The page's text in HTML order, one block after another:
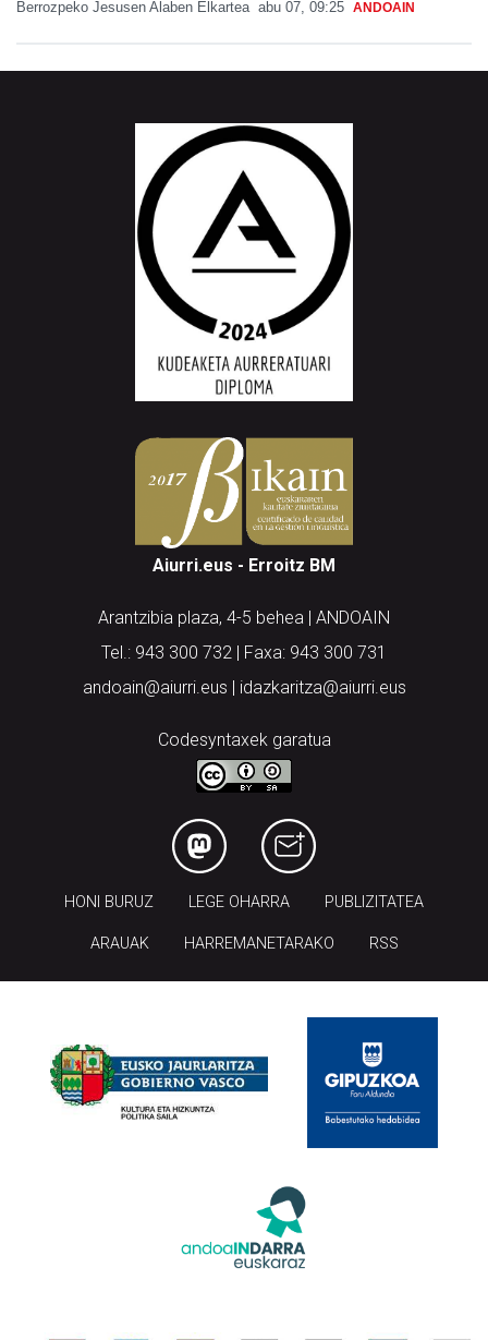
Berrozpeko Jesusen Alaben Elkartea abu 07, 09:25 ANDOAIN
Aiurri.eus - Erroitz BM
Arantzibia plaza, 4-5 behea | ANDOAIN
Tel.: 943 300 732 | Faxa: 943 300 731
andoain@aiurri.eus | idazkaritza@aiurri.eus
Codesyntaxek garatua
HONI BURUZ LEGE OHARRA PUBLIZITATEA
ARAUAK HARREMANETARAKO RSS